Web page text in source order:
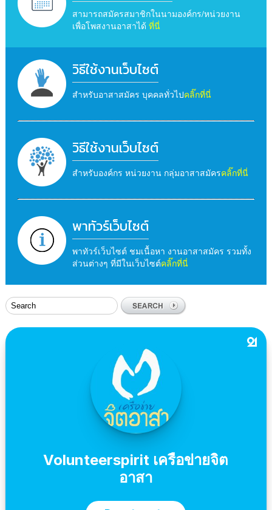
สามารถสมัครสมาชิกในนามองค์กร/หน่วยงาน
เพื่อโพสงานอาสาได้ ที่นี่
วิธีใช้งานเว็บไซต์
สำหรับอาสาสมัคร บุคคลทั่วไปคลิ๊กที่นี่
วิธีใช้งานเว็บไซต์
สำหรับองค์กร หน่วยงาน กลุ่มอาสาสมัครคลิ๊กที่นี่
พาทัวร์เว็บไซต์
พาทัวร์เว็บไซต์ ชมเนื้อหา งานอาสาสมัคร รวมทั้ง
ส่วนต่างๆ ที่มีในเว็บไซต์คลิ๊กที่นี่